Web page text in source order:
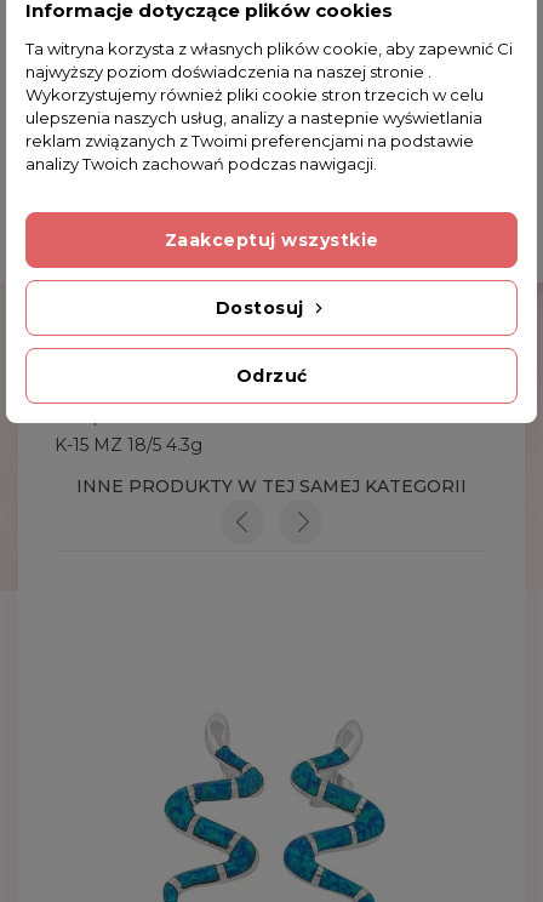
Kamienie: kryształ górski
Kolory:srebrny
Komentarze (0)
Na razie nie dodano żadnej recenzji.
Dodatkowe Informacje
K-15 MZ 18/5 4.3g
INNE PRODUKTY W TEJ SAMEJ KATEGORII
Informacje dotyczące plików cookies
Ta witryna korzysta z własnych plików cookie, aby zapewnić Ci
najwyższy poziom doświadczenia na naszej stronie .
Wykorzystujemy również pliki cookie stron trzecich w celu
ulepszenia naszych usług, analizy a nastepnie wyświetlania
reklam związanych z Twoimi preferencjami na podstawie
analizy Twoich zachowań podczas nawigacji.
Odrzuć
Dostosuj
Zaakceptuj wszystkie